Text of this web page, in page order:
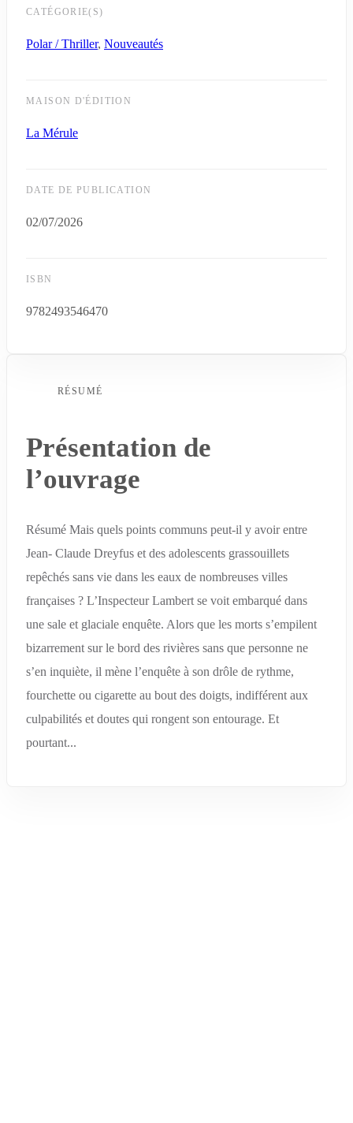
CATÉGORIE(S)
Polar / Thriller, Nouveautés
MAISON D'ÉDITION
La Mérule
DATE DE PUBLICATION
02/07/2026
ISBN
9782493546470
RÉSUMÉ
Présentation de
l’ouvrage
Résumé Mais quels points communs peut-il y avoir entre
Jean- Claude Dreyfus et des adolescents grassouillets
repêchés sans vie dans les eaux de nombreuses villes
françaises ? L’Inspecteur Lambert se voit embarqué dans
une sale et glaciale enquête. Alors que les morts s’empilent
bizarrement sur le bord des rivières sans que personne ne
s’en inquiète, il mène l’enquête à son drôle de rythme,
fourchette ou cigarette au bout des doigts, indifférent aux
culpabilités et doutes qui rongent son entourage. Et
pourtant...